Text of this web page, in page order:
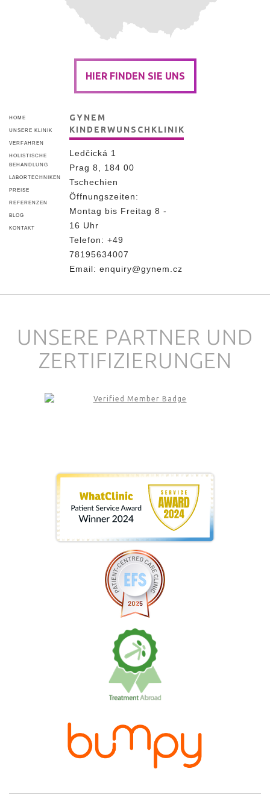
HIER FINDEN SIE UNS
HOME
UNSERE KLINIK
VERFAHREN
HOLISTISCHE
BEHANDLUNG
LABORTECHNIKEN
PREISE
REFERENZEN
BLOG
KONTAKT
GYNEM
KINDERWUNSCHKLINIK
Ledčická 1
Prag 8, 184 00
Tschechien
Öffnungszeiten:
Montag bis Freitag 8 -
16 Uhr
Telefon: +49
78195634007
Email: enquiry@gynem.cz
UNSERE PARTNER UND
ZERTIFIZIERUNGEN